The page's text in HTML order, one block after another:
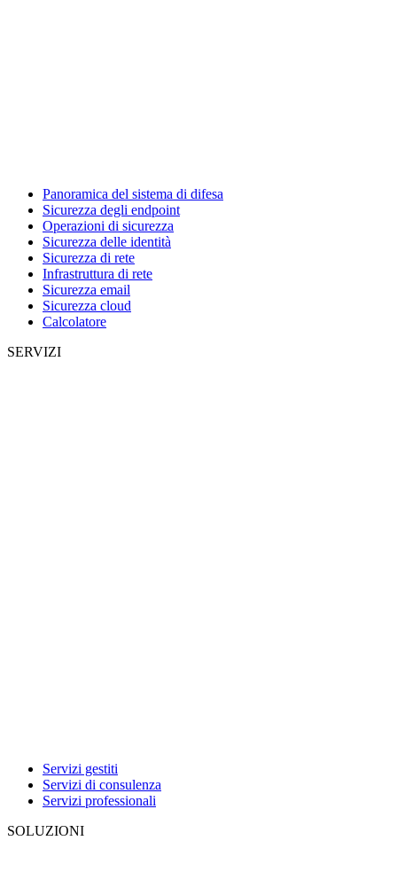
Panoramica del sistema di difesa
Sicurezza degli endpoint
Operazioni di sicurezza
Sicurezza delle identità
Sicurezza di rete
Infrastruttura di rete
Sicurezza email
Sicurezza cloud
Calcolatore
SERVIZI
Servizi gestiti
Servizi di consulenza
Servizi professionali
SOLUZIONI